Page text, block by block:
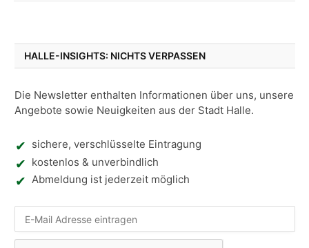
HALLE-INSIGHTS: NICHTS VERPASSEN
Die Newsletter enthalten Informationen über uns, unsere
Angebote sowie Neuigkeiten aus der Stadt Halle.
sichere, verschlüsselte Eintragung
kostenlos & unverbindlich
Abmeldung ist jederzeit möglich